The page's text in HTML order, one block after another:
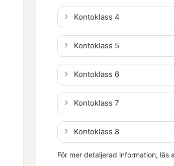
Kontoklass 4
Kontoklass 5
Kontoklass 6
Kontoklass 7
Kontoklass 8
För mer detaljerad information, läs